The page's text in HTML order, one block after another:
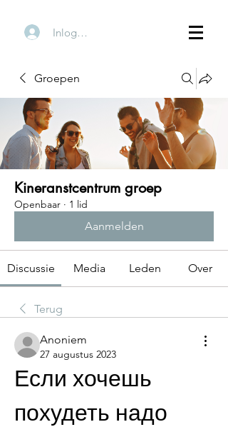
Inloggen
Groepen
Kineranstcentrum groep
Openbaar · 1 lid
Aanmelden
Discussie Media Leden Over
Terug
Anoniem
27 augustus 2023
Если хочешь
похудеть надо